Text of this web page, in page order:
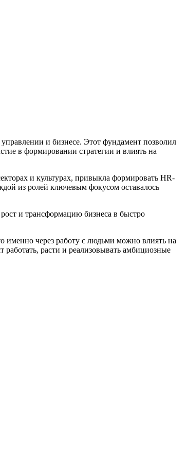
и бизнесе. Этот фундамент позволил
в формировании стратегии и влиять на
и культурах, привыкла формировать HR-
из ролей ключевым фокусом оставалось
и трансформацию бизнеса в быстро
именно через работу с людьми можно влиять на
расти и реализовывать амбициозные